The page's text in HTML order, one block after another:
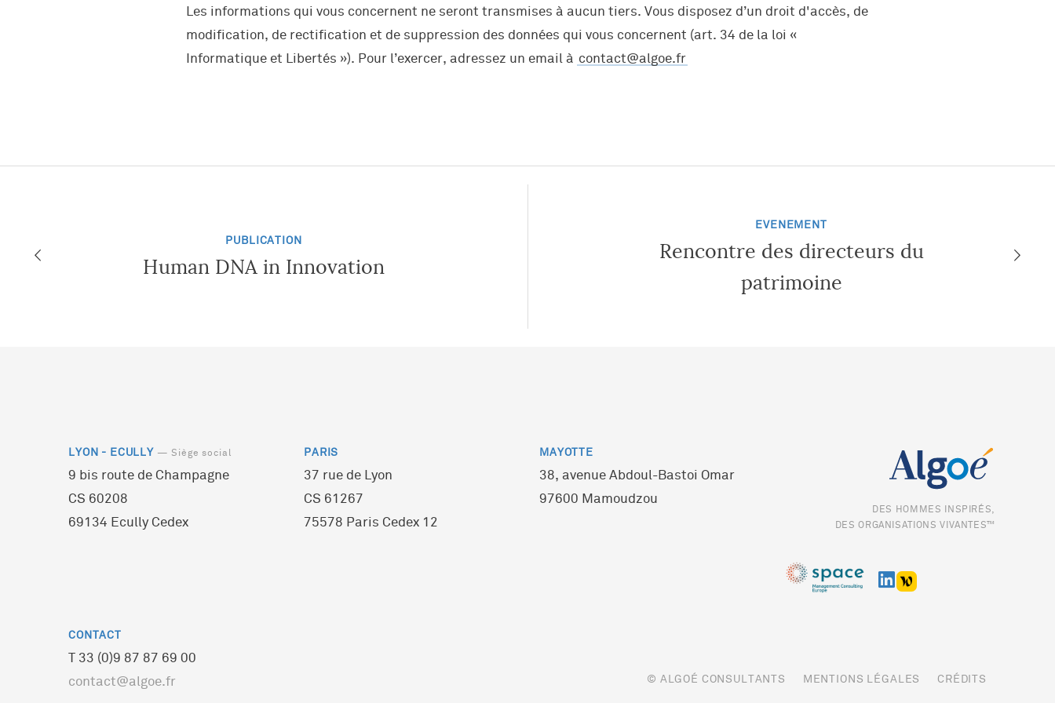
Banque assurance
Événements sportifs et culturels
Les informations qui vous concernent ne seront transmises à aucun tiers. Vous disposez d’un droit d'accès, de
modification, de rectification et de suppression des données qui vous concernent (art. 34 de la loi «
Informatique et Libertés »). Pour l’exercer, adressez un email à contact@algoe.fr
PUBLICATION
Human DNA in Innovation
EVENEMENT
Rencontre des directeurs du
patrimoine
LYON - ECULLY — Siège social
9 bis route de Champagne
CS 60208
69134 Ecully Cedex
PARIS
37 rue de Lyon
CS 61267
75578 Paris Cedex 12
MAYOTTE
38, avenue Abdoul-Bastoi Omar
97600 Mamoudzou
DES HOMMES INSPIRÉS,
DES ORGANISATIONS VIVANTES™
CONTACT
T 33 (0)9 87 87 69 00
contact@algoe.fr
© ALGOÉ CONSULTANTS MENTIONS LÉGALES CRÉDITS